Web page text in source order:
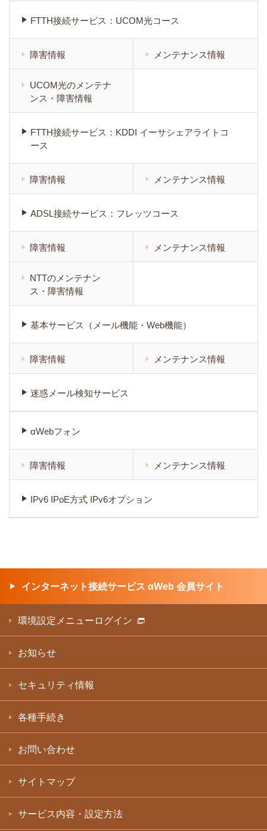
FTTH接続サービス：UCOM光コース
障害情報 メンテナンス情報
UCOM光のメンテナ
ンス・障害情報
FTTH接続サービス：KDDI イーサシェアライトコ
ース
障害情報 メンテナンス情報
ADSL接続サービス：フレッツコース
障害情報 メンテナンス情報
NTTのメンテナン
ス・障害情報
基本サービス（メール機能・Web機能）
障害情報 メンテナンス情報
迷惑メール検知サービス
αWebフォン
障害情報 メンテナンス情報
IPv6 IPoE方式 IPv6オプション
インターネット接続サービス αWeb 会員サイト
環境設定メニューログイン
お知らせ
セキュリティ情報
各種手続き
お問い合わせ
サイトマップ
サービス内容・設定方法